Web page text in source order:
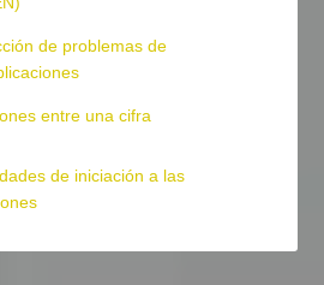
de problemas de
entre una cifra
de iniciación a las